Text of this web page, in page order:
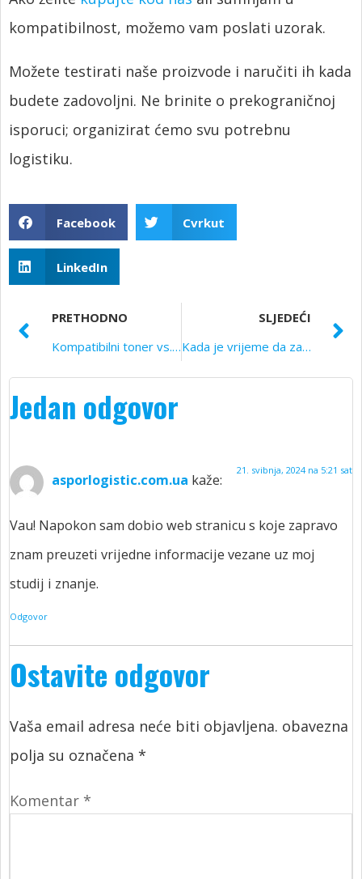
kompatibilnost, možemo vam poslati uzorak.
Možete testirati naše proizvode i naručiti ih kada
budete zadovoljni. Ne brinite o prekograničnoj
isporuci; organizirat ćemo svu potrebnu
logistiku.
Facebook Cvrkut
LinkedIn
PRETHODNO
Kompatibilni toner vs. OEM toner: Postoji li velika razlika?
SLJEDEĆI
Kada je vrijeme da zamijenite svoje kompatibilne jedinice bubnja?
Jedan odgovor
asporlogistic.com.ua kaže:
21. svibnja, 2024 na 5:21 sat
Vau! Napokon sam dobio web stranicu s koje zapravo
znam preuzeti vrijedne informacije vezane uz moj
studij i znanje.
Odgovor
Ostavite odgovor
Vaša email adresa neće biti objavljena. obavezna
polja su označena *
Komentar *